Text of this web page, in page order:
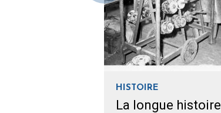
HISTOIRE
La longue histoire